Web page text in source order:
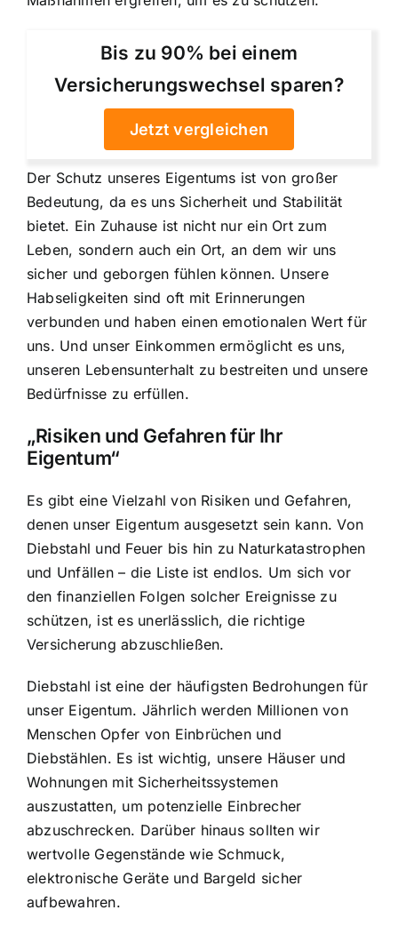
Bis zu 90% bei einem
Versicherungswechsel sparen?
Jetzt vergleichen
Der Schutz unseres Eigentums ist von großer
Bedeutung, da es uns Sicherheit und Stabilität
bietet. Ein Zuhause ist nicht nur ein Ort zum
Leben, sondern auch ein Ort, an dem wir uns
sicher und geborgen fühlen können. Unsere
Habseligkeiten sind oft mit Erinnerungen
verbunden und haben einen emotionalen Wert für
uns. Und unser Einkommen ermöglicht es uns,
unseren Lebensunterhalt zu bestreiten und unsere
Bedürfnisse zu erfüllen.
„Risiken und Gefahren für Ihr
Eigentum“
Es gibt eine Vielzahl von Risiken und Gefahren,
denen unser Eigentum ausgesetzt sein kann. Von
Diebstahl und Feuer bis hin zu Naturkatastrophen
und Unfällen – die Liste ist endlos. Um sich vor
den finanziellen Folgen solcher Ereignisse zu
schützen, ist es unerlässlich, die richtige
Versicherung abzuschließen.
Diebstahl ist eine der häufigsten Bedrohungen für
unser Eigentum. Jährlich werden Millionen von
Menschen Opfer von Einbrüchen und
Diebstählen. Es ist wichtig, unsere Häuser und
Wohnungen mit Sicherheitssystemen
auszustatten, um potenzielle Einbrecher
abzuschrecken. Darüber hinaus sollten wir
wertvolle Gegenstände wie Schmuck,
elektronische Geräte und Bargeld sicher
aufbewahren.